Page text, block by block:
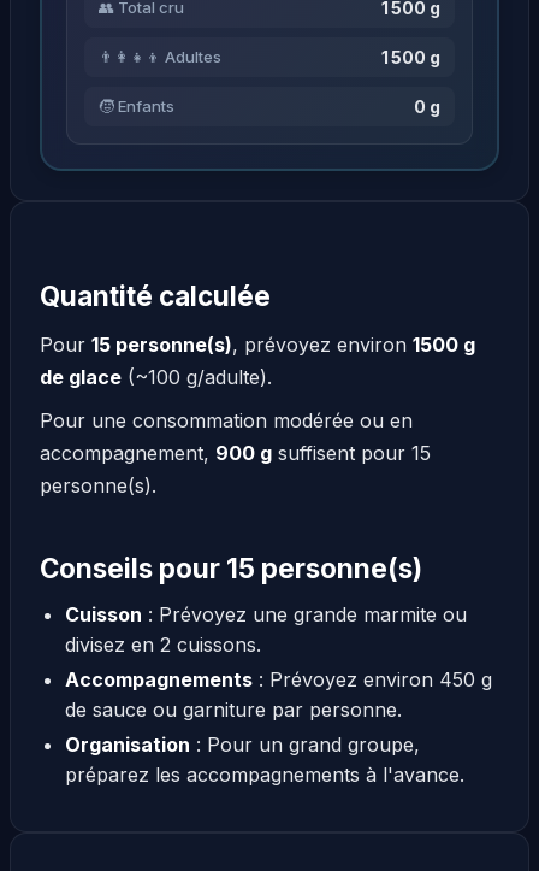
👥 Total cru 1 500 g
👨‍👩‍👧‍👦 Adultes 1 500 g
🧒 Enfants 0 g
Quantité calculée
Pour 15 personne(s), prévoyez environ 1500 g
de glace (~100 g/adulte).
Pour une consommation modérée ou en
accompagnement, 900 g suffisent pour 15
personne(s).
Conseils pour 15 personne(s)
Cuisson : Prévoyez une grande marmite ou
divisez en 2 cuissons.
Accompagnements: Prévoyez environ 450 g
de sauce ou garniture par personne.
Organisation : Pour un grand groupe,
préparez les accompagnements à l'avance.